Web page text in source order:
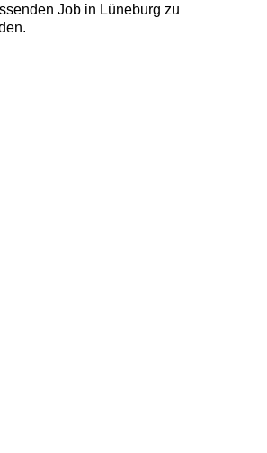
Job in Lüneburg zu